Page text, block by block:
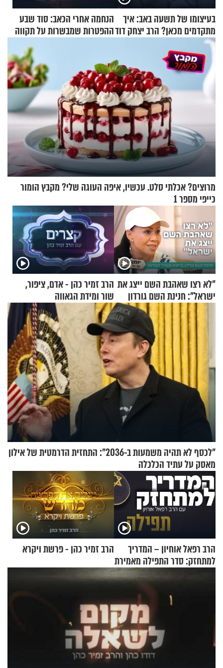
בעיצומו של תשעה באב: איך
מתקדמים מכאן? הרב יצחק דוד
גרוסמן בשיחה מיוחדת
הנחמה אחרי הכאב: סוד שבע
ההפטרות שמבשרות על תקווה
מרוצים? אכלתי סלט. עכשיו, איפה העוגה שלי? מקבץ הומור
כייפי מספר 1
"לא רצו שאהבת השם ייצג את
ישראל": חנינת השם גורדון
בריאיון מעורר השראה
הרב זמיר כהן - אדם, ציפור,
שור ומידת הגאווה
"לכסף לא תהיה משמעות ב-2036": התחזית הדרמטית של אילון
מאסק על עתיד הכלכלה
הרב רפאל אוחיון – המדריך
למתחזק: סדר התפילה מאמירת
הקורבנות ועד קריאת שמע
הרב זמיר כהן - פרשת ויקרא